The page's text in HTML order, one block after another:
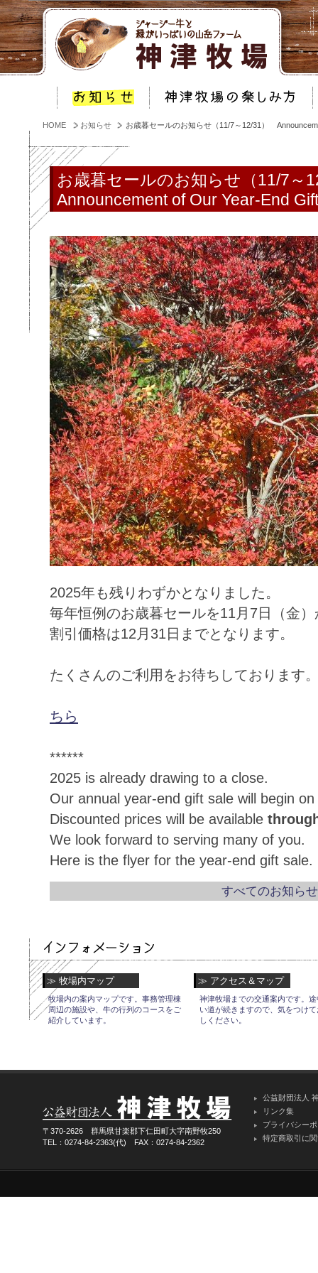
HOME お知らせ お歳暮セールのお知らせ（11/7～12/31）
お歳暮セールのお知らせ（11/7
Announcement of Our Year-End
2025年も残りわずかとなりました。
毎年恒例のお歳暮セールを11 月 7日（金
割引価格は12 月 31 日までとなります。
たくさんのご利用をお待ちしております
ちら
******
2025 is already drawing to a close.
Our annual year-end gift sale will begin on
Discounted prices will be available
We look forward to serving many of you.
Here is the flyer for the year-end gift sale.
すべてのお知らせ
≫ 牧場内マップ
牧場内の案内マップです。事務管理棟
周辺の施設や、牛の行列のコースをご
紹介しています。
≫ アクセス＆マップ
神津牧場までの交通案内です。途
い道が続きますので、気をつけ
しください。
〒370-2626 群馬県甘楽郡下仁田町大字南野牧250
TEL：0274-84-2363(代) FAX：0274-84-2362
公益財団法人
リンク集
プライバシー
特定商取引に